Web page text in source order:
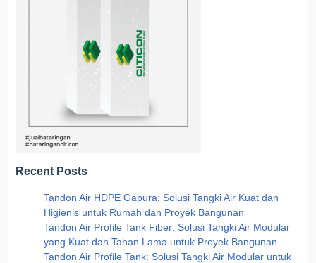
Recent Posts
Tandon Air HDPE Gapura: Solusi Tangki Air Kuat dan
Higienis untuk Rumah dan Proyek Bangunan
Tandon Air Profile Tank Fiber: Solusi Tangki Air Modular
yang Kuat dan Tahan Lama untuk Proyek Bangunan
Tandon Air Profile Tank: Solusi Tangki Air Modular untuk